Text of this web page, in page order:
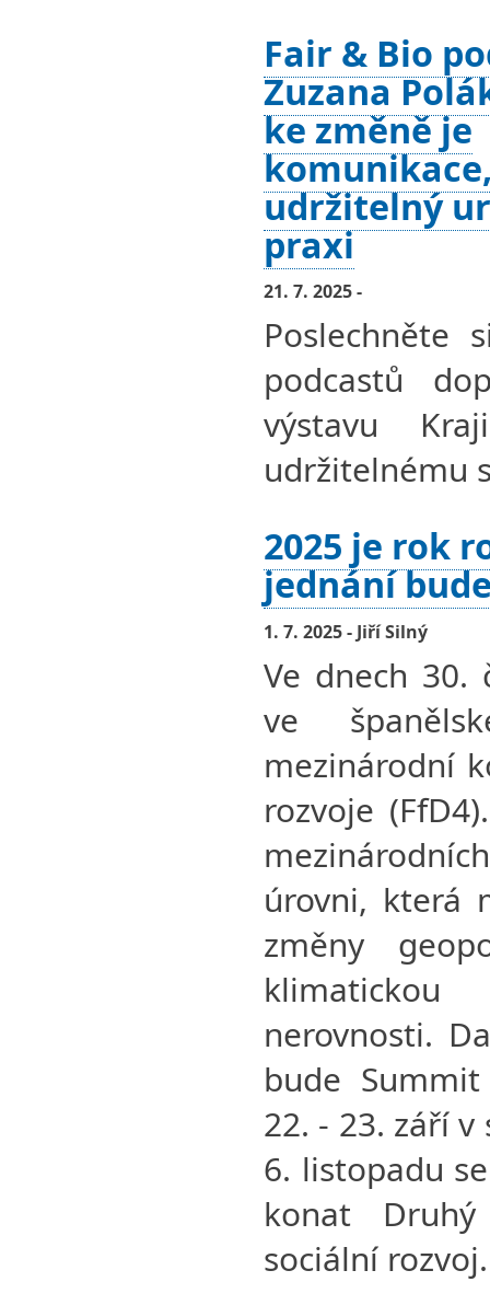
Fair & Bio
Zuzana
ke změně je
udržitelný
praxi
21. 7. 2025 -
Poslechněte
podcastů
výstavu
udržitelnému
2025 je rok
jednání
1. 7. 2025 - Jiří Silný
Ve dnech 30.
ve
mezinárodní
rozvoje
úrovni, která
změny
nerovnosti.
bude
22. - 23. září v
6. listopadu
konat
sociální rozvoj.